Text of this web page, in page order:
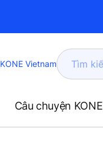
KONE Vietnam
Tìm
kiếm
Câu chuyện KONE